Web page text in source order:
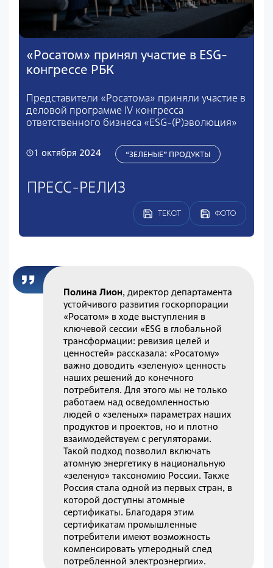
«Росатом» принял участие в ESG-
конгрессе РБК
Представители «Росатома» приняли участие в
деловой программе IV конгресса
ответственного бизнеса «ESG-(Р)эволюция»
1 октября 2024 “ЗЕЛЕНЫЕ” ПРОДУКТЫ
ПРЕСС-РЕЛИЗ
ТЕКСТ ФОТО
Полина Лион, директор департамента
устойчивого развития госкорпорации
«Росатом» в ходе выступления в
ключевой сессии «ESG в глобальной
трансформации: ревизия целей и
ценностей» рассказала: «Росатому»
важно доводить «зеленую» ценность
наших решений до конечного
потребителя. Для этого мы не только
работаем над осведомленностью
людей о «зеленых» параметрах наших
продуктов и проектов, но и плотно
взаимодействуем с регуляторами.
Такой подход позволил включать
атомную энергетику в национальную
«зеленую» таксономию России. Также
Россия стала одной из первых стран, в
которой доступны атомные
сертификаты. Благодаря этим
сертификатам промышленные
потребители имеют возможность
компенсировать углеродный след
потребленной электроэнергии».